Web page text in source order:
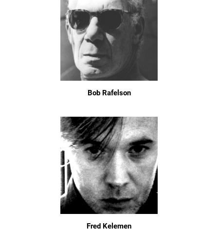
Bob Rafelson
Fred Kelemen